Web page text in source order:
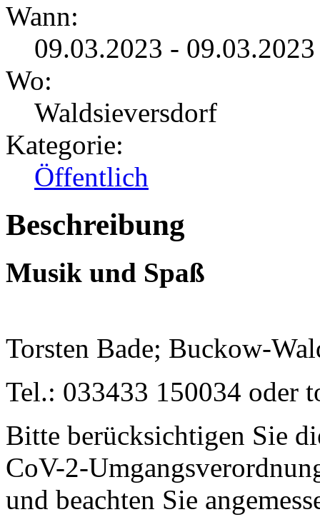
Wann:
09.03.2023 -
Wo:
Waldsieversdorf
Kategorie:
Öffentlich
Beschreibung
Musik und Spaß
Torsten Bade; Buckow-
Tel.: 033433 150034 oder
Bitte berücksichtigen Sie
CoV-2-
und beachten Sie